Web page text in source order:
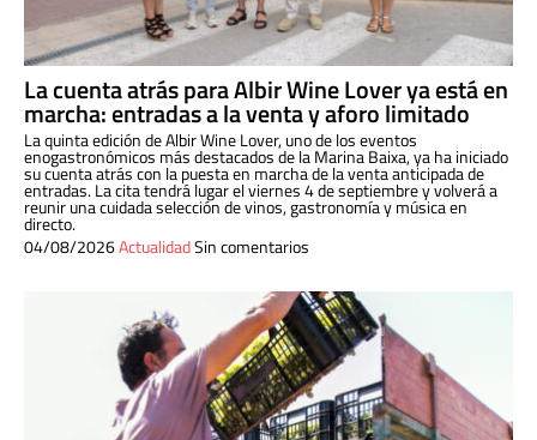
La cuenta atrás para Albir Wine Lover ya está en
marcha: entradas a la venta y aforo limitado
La quinta edición de Albir Wine Lover, uno de los eventos
enogastronómicos más destacados de la Marina Baixa, ya ha iniciado
su cuenta atrás con la puesta en marcha de la venta anticipada de
entradas. La cita tendrá lugar el viernes 4 de septiembre y volverá a
reunir una cuidada selección de vinos, gastronomía y música en
directo.
04/08/2026ActualidadSin comentarios